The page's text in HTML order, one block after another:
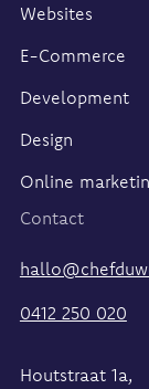
Websites
E-Commerce
Development
Design
Online
Contact
0412 250 020
Houtstraat 1a,